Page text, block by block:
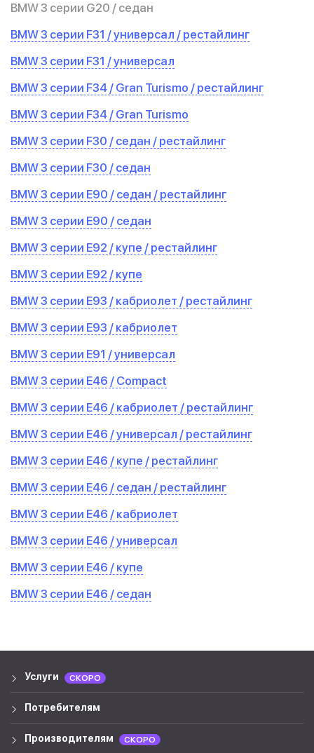
BMW 3 серии G20 / седан
BMW 3 серии F31 / универсал / рестайлинг
BMW 3 серии F31 / универсал
BMW 3 серии F34 / Gran Turismo / рестайлинг
BMW 3 серии F34 / Gran Turismo
BMW 3 серии F30 / седан / рестайлинг
BMW 3 серии F30 / седан
BMW 3 серии E90 / седан / рестайлинг
BMW 3 серии E90 / седан
BMW 3 серии E92 / купе / рестайлинг
BMW 3 серии E92 / купе
BMW 3 серии E93 / кабриолет / рестайлинг
BMW 3 серии E93 / кабриолет
BMW 3 серии E91 / универсал
BMW 3 серии E46 / Compact
BMW 3 серии E46 / кабриолет / рестайлинг
BMW 3 серии E46 / универсал / рестайлинг
BMW 3 серии E46 / купе / рестайлинг
BMW 3 серии E46 / седан / рестайлинг
BMW 3 серии E46 / кабриолет
BMW 3 серии E46 / универсал
BMW 3 серии E46 / купе
BMW 3 серии E46 / седан
Услуги СКОРО
Потребителям
Производителям СКОРО